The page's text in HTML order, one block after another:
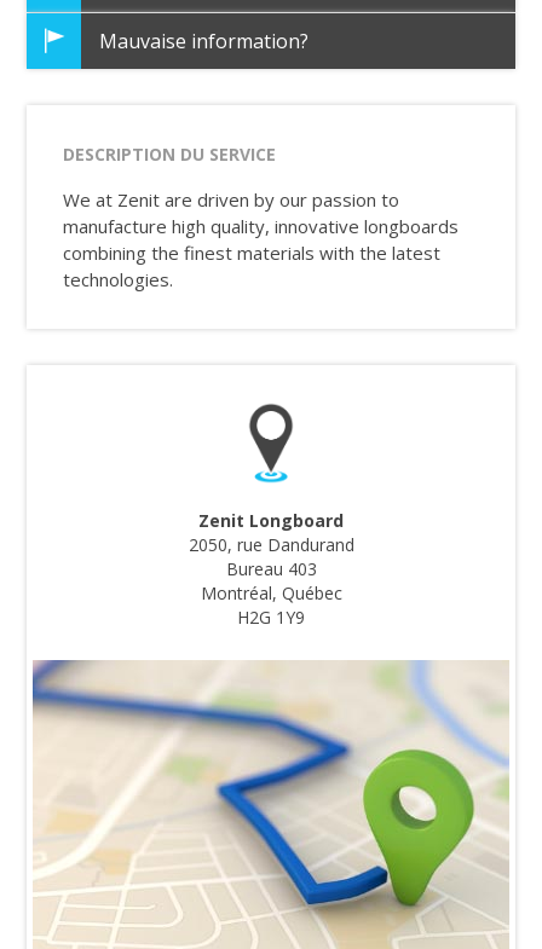
Mauvaise information?
DESCRIPTION DU SERVICE
We at Zenit are driven by our passion to
manufacture high quality, innovative longboards
combining the finest materials with the latest
technologies.
Zenit Longboard
2050, rue Dandurand
Bureau 403
Montréal, Québec
H2G 1Y9